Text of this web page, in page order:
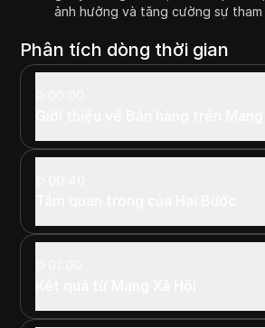
ảnh hưởng và tăng cường sự tham
Phân tích dòng thời gian